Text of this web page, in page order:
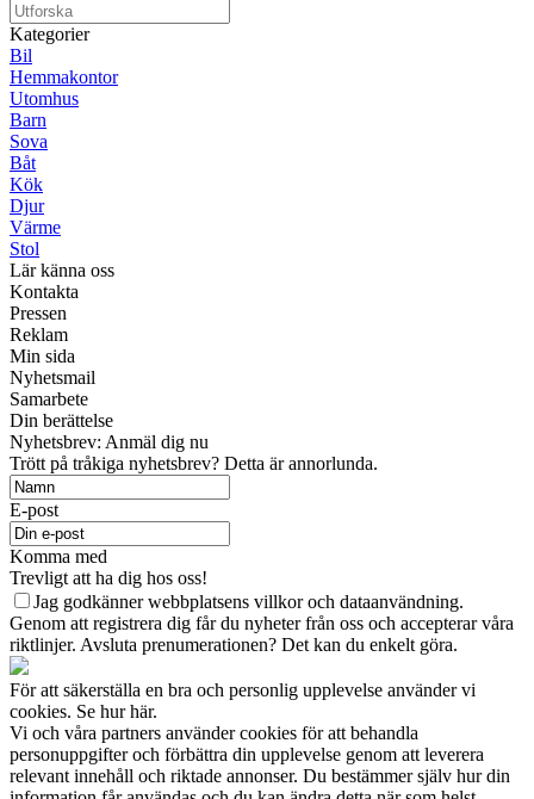
Kategorier
Bil
Hemmakontor
Utomhus
Barn
Sova
Båt
Kök
Djur
Värme
Stol
Lär känna oss
Kontakta
Pressen
Reklam
Min sida
Nyhetsmail
Samarbete
Din berättelse
Nyhetsbrev: Anmäl dig nu
Trött på tråkiga nyhetsbrev? Detta är annorlunda.
E-post
Komma med
Trevligt att ha dig hos oss!
Jag godkänner webbplatsens villkor och dataanvändning.
Genom att registrera dig får du nyheter från oss och accepterar våra
riktlinjer. Avsluta prenumerationen? Det kan du enkelt göra.
För att säkerställa en bra och personlig upplevelse använder vi
cookies. Se hur här.
Vi och våra partners använder cookies för att behandla
personuppgifter och förbättra din upplevelse genom att leverera
relevant innehåll och riktade annonser. Du bestämmer själv hur din